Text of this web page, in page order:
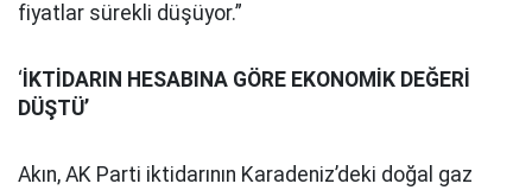
fiyatlar sürekli düşüyor.”
‘ İKTİDARIN HESABINA GÖRE EKONOMİK DEĞERİ
DÜŞTÜ’
Akın, AK Parti iktidarının Karadeniz’deki doğal gaz